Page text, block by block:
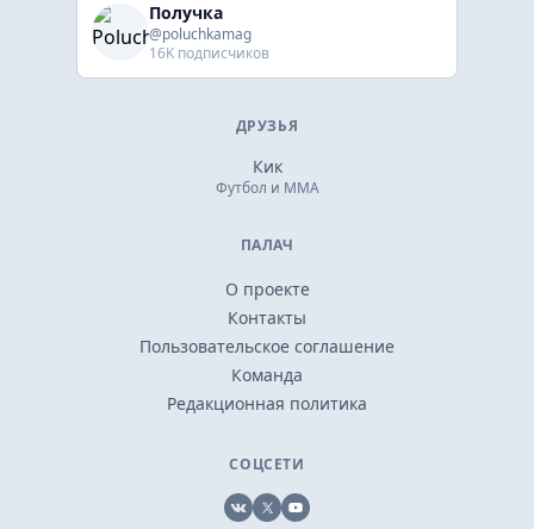
Получка
@poluchkamag
16K подписчиков
ДРУЗЬЯ
Кик
Футбол и ММА
ПАЛАЧ
О проекте
Контакты
Пользовательское соглашение
Команда
Редакционная политика
СОЦСЕТИ
VK X YouTube